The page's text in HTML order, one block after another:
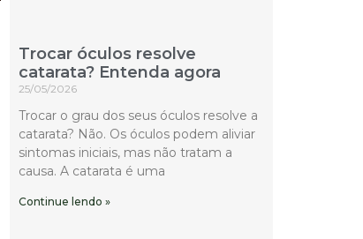
Trocar óculos resolve
catarata? Entenda agora
25/05/2026
Trocar o grau dos seus óculos resolve a
catarata? Não. Os óculos podem aliviar
sintomas iniciais, mas não tratam a
causa. A catarata é uma
Continue lendo »